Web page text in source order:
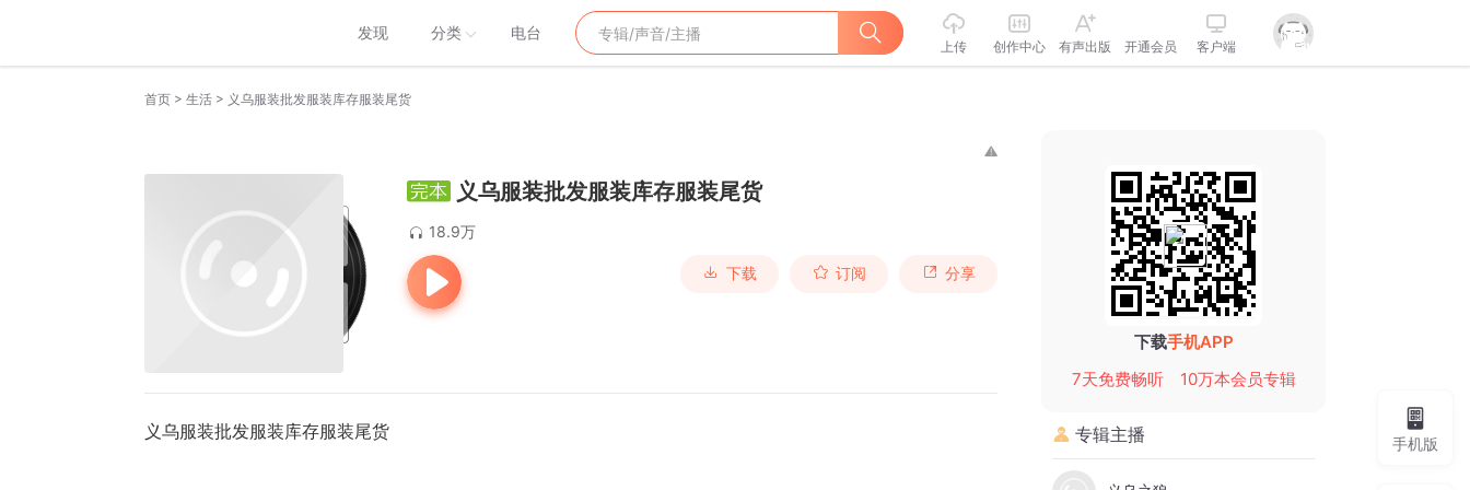
发现 分类 电台
上传 创作中心 有声出版 开通会员 客户端
首页 > 生活 > 义乌服装批发服装库存服装尾货
义乌服装批发服装库存服装尾货
18.9万
下载 订阅 分享
义乌服装批发服装库存服装尾货
下载手机APP
7天免费畅听
10万本会员专辑
专辑主播 手机版